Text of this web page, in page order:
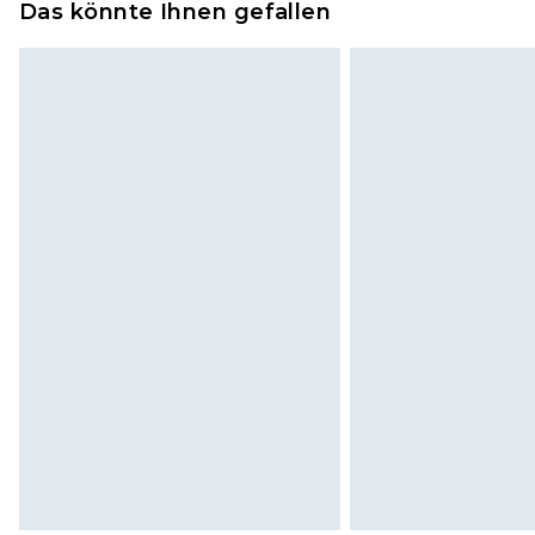
Bis zu 7 Werktage
Kosmetikartikel, Piercing-
Das könnte Ihnen gefallen